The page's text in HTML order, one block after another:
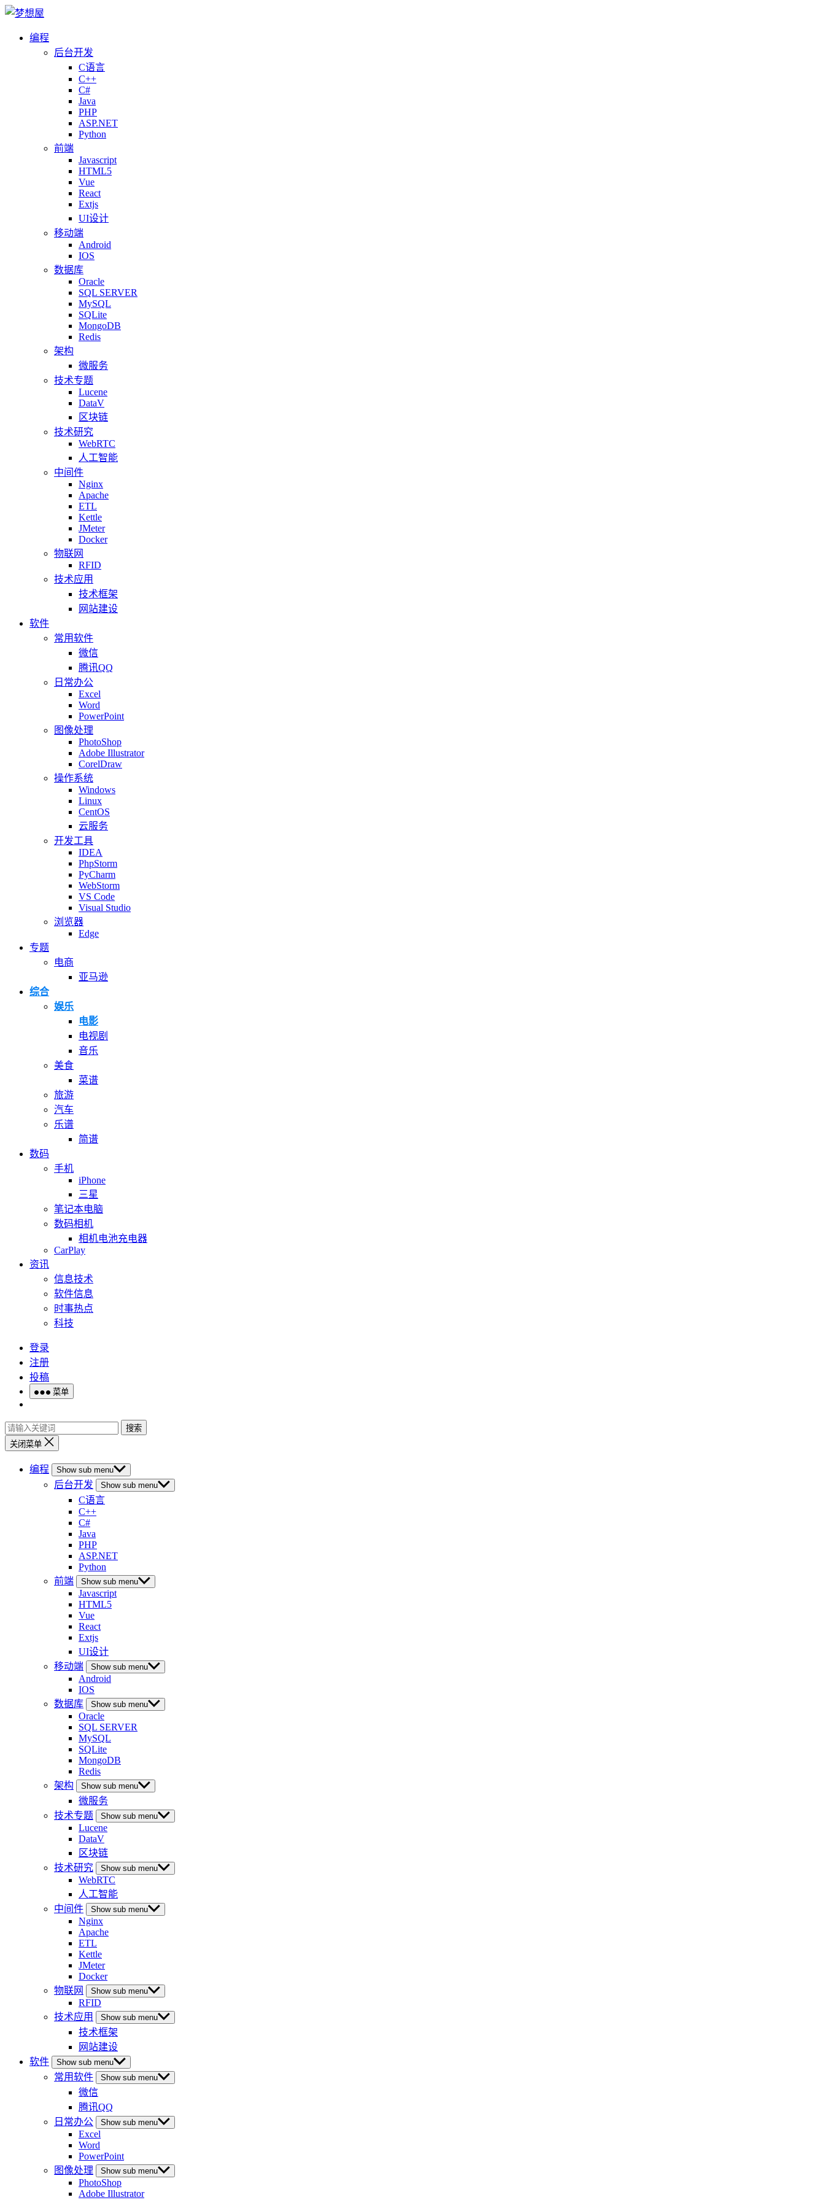
编程
后台开发
C语言
C++
C#
Java
PHP
ASP.NET
Python
前端
Javascript
HTML5
Vue
React
Extjs
UI设计
移动端
Android
IOS
数据库
Oracle
SQL SERVER
MySQL
SQLite
MongoDB
Redis
架构
微服务
技术专题
Lucene
DataV
区块链
技术研究
WebRTC
人工智能
中间件
Nginx
Apache
ETL
Kettle
JMeter
Docker
物联网
RFID
技术应用
技术框架
网站建设
软件
常用软件
微信
腾讯QQ
日常办公
Excel
Word
PowerPoint
图像处理
PhotoShop
Adobe Illustrator
CorelDraw
操作系统
Windows
Linux
CentOS
云服务
开发工具
IDEA
PhpStorm
PyCharm
WebStorm
VS Code
Visual Studio
浏览器
Edge
专题
电商
亚马逊
综合
娱乐
电影
电视剧
音乐
美食
菜谱
旅游
汽车
乐谱
简谱
数码
手机
iPhone
三星
笔记本电脑
数码相机
相机电池充电器
CarPlay
资讯
信息技术
软件信息
时事热点
科技
登录
注册
投稿
菜单
搜索
关闭菜单
编程 Show sub menu
后台开发 Show sub menu
C语言
C++
C#
Java
PHP
ASP.NET
Python
前端
Show sub menu
Javascript
HTML5
Vue
React
Extjs
UI设计
移动端
Show sub menu
Android
IOS
数据库
Show sub menu
Oracle
SQL SERVER
MySQL
SQLite
MongoDB
Redis
架构
Show sub menu
微服务
技术专题
Show sub menu
Lucene
DataV
区块链
技术研究
Show sub menu
WebRTC
人工智能
中间件
Show sub menu
Nginx
Apache
ETL
Kettle
JMeter
Docker
物联网
Show sub menu
RFID
技术应用
Show sub menu
技术框架
网站建设
软件
Show sub menu
常用软件 Show sub menu
微信
腾讯QQ
日常办公
Show sub menu
Excel
Word
PowerPoint
图像处理
Show sub menu
PhotoShop
Adobe Illustrator